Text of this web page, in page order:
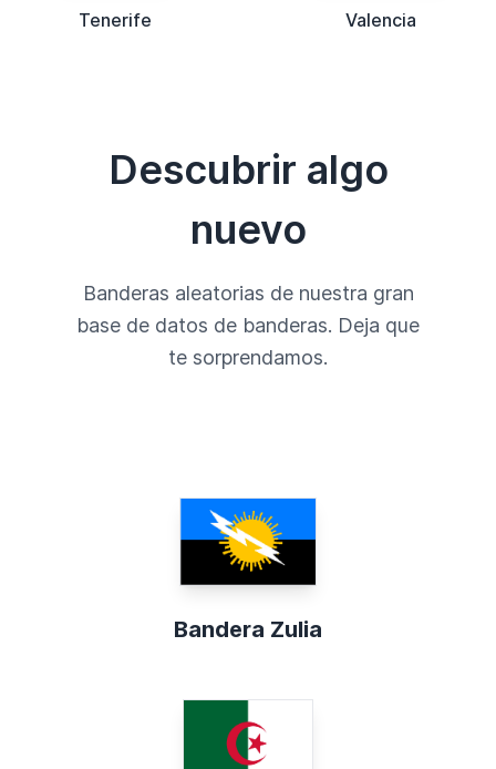
Tenerife Valencia
Descubrir algo
nuevo
Banderas aleatorias de nuestra gran
base de datos de banderas. Deja que
te sorprendamos.
Bandera Zulia